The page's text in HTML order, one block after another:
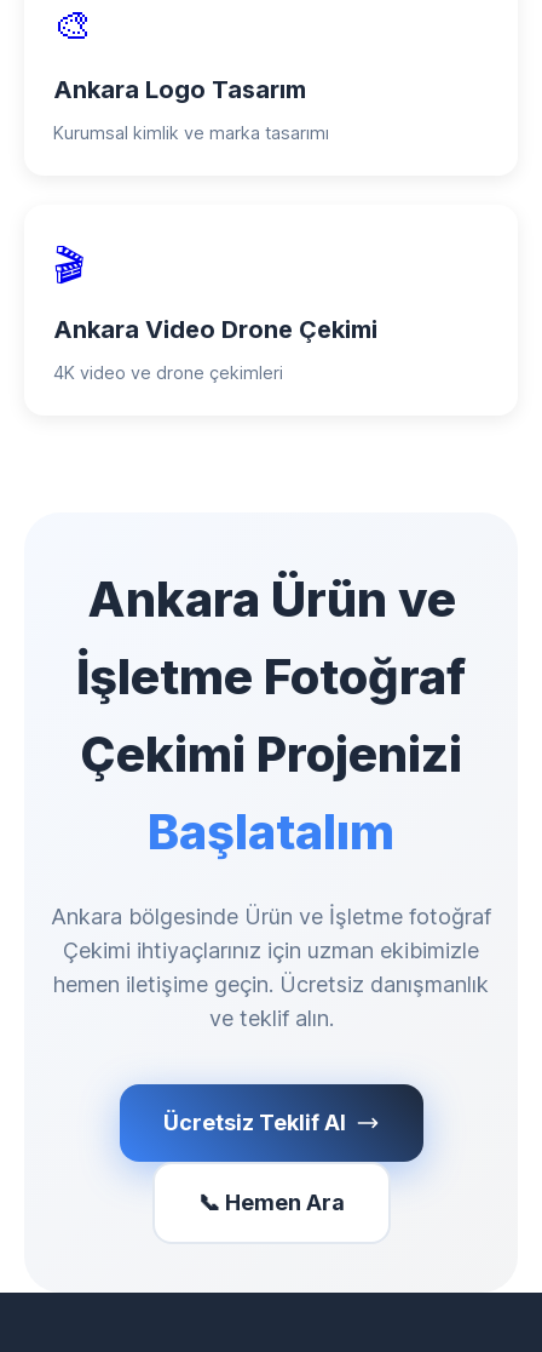
🎨
Ankara Logo Tasarım
Kurumsal kimlik ve marka tasarımı
🎬
Ankara Video Drone Çekimi
4K video ve drone çekimleri
Ankara Ürün ve
İşletme Fotoğraf
Çekimi Projenizi
Başlatalım
Ankara bölgesinde Ürün ve İşletme fotoğraf
Çekimi ihtiyaçlarınız için uzman ekibimizle
hemen iletişime geçin. Ücretsiz danışmanlık
ve teklif alın.
Ücretsiz Teklif Al
📞 Hemen Ara